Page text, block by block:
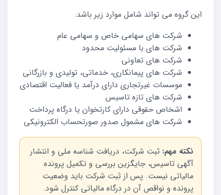
این گروه می تواند شامل موارد زیر باشد:
شرکت های سهامی خاص و سهامی عام
شرکت های با مسئولیت محدود
شرکت های تعاونی
شرکت های پیمانکاری، خدماتی، تولیدی و بازرگانی
موسسات غیرتجاری دارای درآمد یا فعالیت اقتصادی
شرکت های تازه تاسیس
اشخاص حقوقی دارای کارتخوان یا درگاه پرداخت
شرکت های مشمول صدور صورتحساب الکترونیکی
نکته مهم: ثبت شرکت، دریافت شناسه ملی و انتشار
آگهی تاسیس، جایگزین بررسی و تکمیل پرونده
مالیاتی نیست. پس از ثبت شرکت باید وضعیت
پرونده و نواقص آن در درگاه مالیاتی کنترل شود.